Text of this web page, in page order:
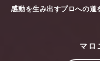
感動を生み出すプロへの道
マロ